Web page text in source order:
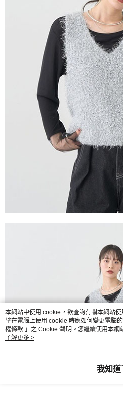
本網站中使用 cookie，欲查詢有關本網站
望在電腦上使用 cookie 時應如何變更電腦
權條款 」之 Cookie 聲明。您繼續使用本
用條款之 Cookie 聲明使用 cookie。
了解更多 >
我知道